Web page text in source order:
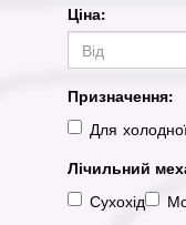
Ціна:
Призначення:
Для
Лічильний
Сухохід